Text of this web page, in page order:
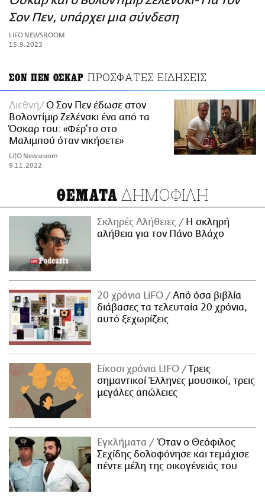
ΑΜΠΑ
PRINT
Σον Πεν, υπάρχει μια σύνδεση
LIFO NEWSROOM
15.9.2023
ΣΟΝ ΠΕΝ ΟΣΚΑΡ ΠΡΟΣΦΑΤΕΣ ΕΙΔΗΣΕΙΣ
Διεθνή
Ο Σον Πεν έδωσε στον
Βολοντίμιρ Ζελένσκι ένα από τα
Όσκαρ του: «Φέρ’το στο
Μαλιμπού όταν νικήσετε»
LifO Newsroom
9.11.2022
ΘΕΜΑΤΑ ΔΗΜΟΦΙΛΗ
Σκληρές Αλήθειες
H σκληρή
αλήθεια για τον Πάνο Βλάχο
20 χρόνια LiFO
Από όσα βιβλία
διάβασες τα τελευταία 20 χρόνια,
αυτό ξεχωρίζεις
Είκοσι χρόνια LIFO
Tρεις
σημαντικοί Έλληνες μουσικοί, τρεις
μεγάλες απώλειες
Εγκλήματα
Όταν ο Θεόφιλος
Σεχίδης δολοφόνησε και τεμάχισε
πέντε μέλη της οικογένειάς του